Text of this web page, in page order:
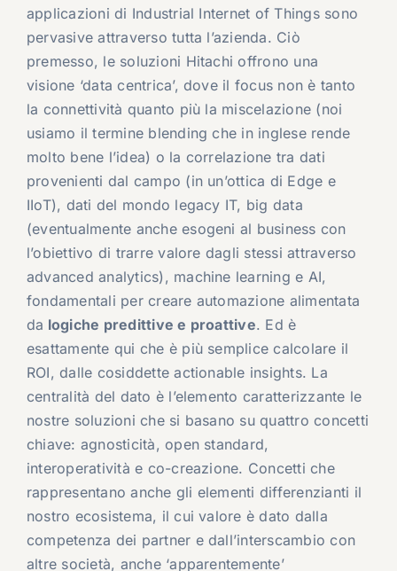
applicazioni di Industrial Internet of Things sono
pervasive attraverso tutta l’azienda. Ciò
premesso, le soluzioni Hitachi offrono una
visione ‘data centrica’, dove il focus non è tanto
la connettività quanto più la miscelazione (noi
usiamo il termine blending che in inglese rende
molto bene l’idea) o la correlazione tra dati
provenienti dal campo (in un’ottica di Edge e
IIoT), dati del mondo legacy IT, big data
(eventualmente anche esogeni al business con
l’obiettivo di trarre valore dagli stessi attraverso
advanced analytics), machine learning e AI,
fondamentali per creare automazione alimentata
da logiche predittive e proattive. Ed è
esattamente qui che è più semplice calcolare il
ROI, dalle cosiddette actionable insights. La
centralità del dato è l’elemento caratterizzante le
nostre soluzioni che si basano su quattro concetti
chiave: agnosticità, open standard,
interoperatività e co-creazione. Concetti che
rappresentano anche gli elementi differenzianti il
nostro ecosistema, il cui valore è dato dalla
competenza dei partner e dall’interscambio con
altre società, anche ‘apparentemente’